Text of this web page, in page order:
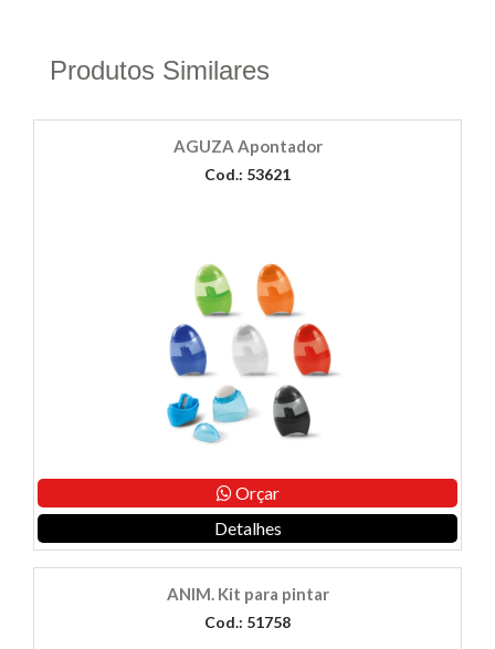
Produtos Similares
AGUZA Apontador
Cod.: 53621
Orçar
Detalhes
ANIM. Kit para pintar
Cod.: 51758